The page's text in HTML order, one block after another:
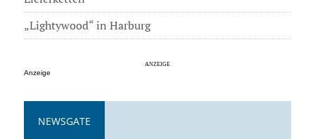
„Lightywood“ in Harburg
Anzeige
NEWSGATE